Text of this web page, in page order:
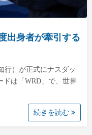
出身者が牽引する
行）が正式にナスダッ
ドは「WRD」で、世界
続きを読む